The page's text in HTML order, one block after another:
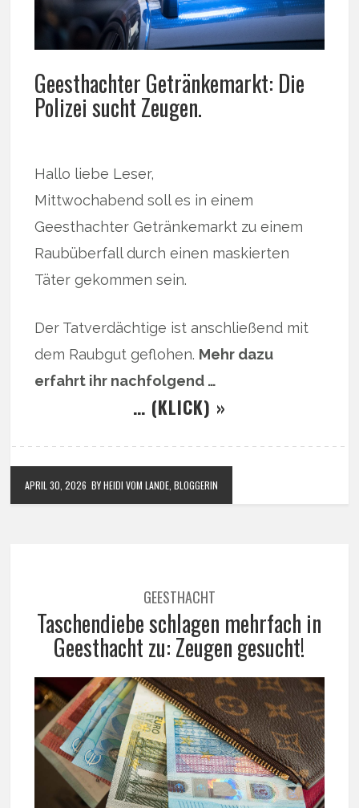
Geesthachter Getränkemarkt: Die
Polizei sucht Zeugen.
Hallo liebe Leser,
Mittwochabend soll es in einem
Geesthachter Getränkemarkt zu einem
Raubüberfall durch einen maskierten
Täter gekommen sein.
Der Tatverdächtige ist anschließend mit
dem Raubgut geflohen. Mehr dazu
erfahrt ihr nachfolgend …
… (KLICK) »
APRIL 30, 2026 BY HEIDI VOM LANDE, BLOGGERIN
GEESTHACHT
Taschendiebe schlagen mehrfach in
Geesthacht zu: Zeugen gesucht!